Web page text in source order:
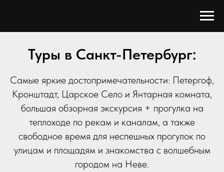
Туры в Санкт-Петербург:
Самые яркие достопримечательности: Петергоф,
Кронштадт, Царское Село и Янтарная комната,
большая обзорная экскурсия + прогулка на
теплоходе по рекам и каналам, а также
свободное время для неспешных прогулок по
улицам и площадям и знакомства с волшебным
городом на Неве.